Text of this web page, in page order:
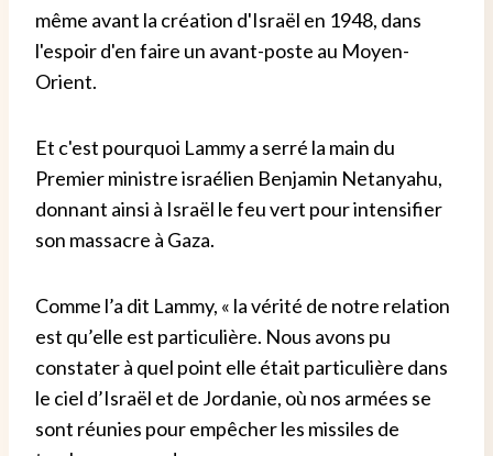
même avant la création d'Israël en 1948, dans
l'espoir d'en faire un avant-poste au Moyen-
Orient.
Et c'est pourquoi Lammy a serré la main du
Premier ministre israélien Benjamin Netanyahu,
donnant ainsi à Israël le feu vert pour intensifier
son massacre à Gaza.
Comme l’a dit Lammy, « la vérité de notre relation
est qu’elle est particulière. Nous avons pu
constater à quel point elle était particulière dans
le ciel d’Israël et de Jordanie, où nos armées se
sont réunies pour empêcher les missiles de